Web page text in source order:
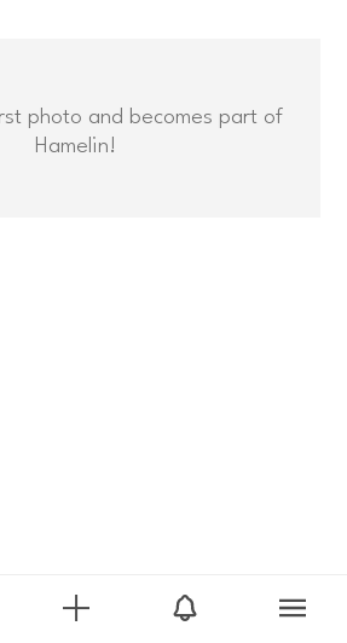
photo and becomes part of
Hamelin!